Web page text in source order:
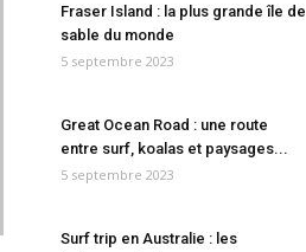
Fraser Island : la plus grande île de
sable du monde
5 septembre 2023
Great Ocean Road : une route
entre surf, koalas et paysages...
5 septembre 2023
Surf trip en Australie : les